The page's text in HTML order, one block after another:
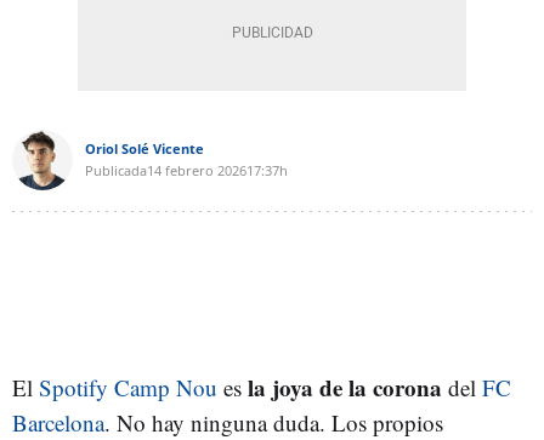
Oriol Solé Vicente
Publicada14 febrero 202617:37h
El Spotify Camp Nou es la joya de la corona del FC
Barcelona. No hay ninguna duda. Los propios